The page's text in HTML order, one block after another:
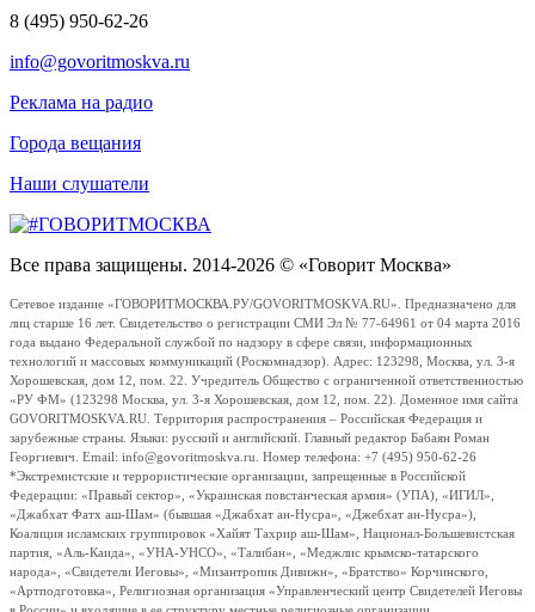
8 (495) 950-62-26
info@govoritmoskva.ru
Реклама на радио
Города вещания
Наши слушатели
Все права защищены. 2014-2026 © «Говорит Москва»
Сетевое издание «ГОВОРИТМОСКВА.РУ/GOVORITMOSKVA.RU». Предназначено для
лиц старше 16 лет. Свидетельство о регистрации СМИ Эл № 77-64961 от 04 марта 2016
года выдано Федеральной службой по надзору в сфере связи, информационных
технологий и массовых коммуникаций (Роскомнадзор). Адрес: 123298, Москва, ул. 3-я
Хорошевская, дом 12, пом. 22. Учредитель Общество с ограниченной ответственностью
«РУ ФМ» (123298 Москва, ул. 3-я Хорошевская, дом 12, пом. 22). Доменное имя сайта
GOVORITMOSKVA.RU. Территория распространения – Российская Федерация и
зарубежные страны. Языки: русский и английский. Главный редактор Бабаян Роман
Георгиевич. Email: info@govoritmoskva.ru. Номер телефона: +7 (495) 950-62-26
*Экстремистские и террористические организации, запрещенные в Российской
Федерации: «Правый сектор», «Украинская повстанческая армия» (УПА), «ИГИЛ»,
«Джабхат Фатх аш-Шам» (бывшая «Джабхат ан-Нусра», «Джебхат ан-Нусра»),
Коалиция исламских группировок «Хайят Тахрир аш-Шам», Национал-Большевистская
партия, «Аль-Каида», «УНА-УНСО», «Талибан», «Меджлис крымско-татарского
народа», «Свидетели Иеговы», «Мизантропик Дивижн», «Братство» Корчинского,
«Артподготовка», Религиозная организация «Управленческий центр Свидетелей Иеговы